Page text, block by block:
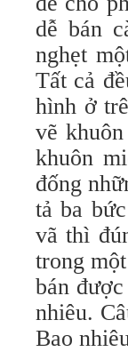
dễ bán
nghẹt
Tất cả
hình ở
vẽ
khuôn
đống
tả ba
vã thì
trong
bán
nhiêu.
Bao